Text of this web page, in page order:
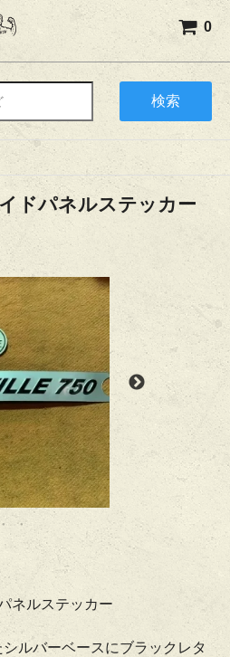
0
検索
ドパネルステッカー
ネルステッカー
ルバーベースにブラックレタ